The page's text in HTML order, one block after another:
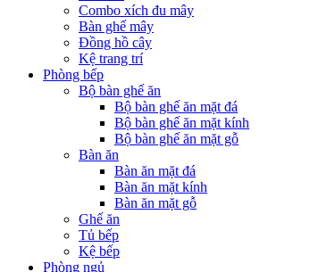
Combo xích đu mây
Bàn ghế mây
Đồng hồ cây
Kệ trang trí
Phòng bếp
Bộ bàn ghế ăn
Bộ bàn ghế ăn mặt đá
Bộ bàn ghế ăn mặt kính
Bộ bàn ghế ăn mặt gỗ
Bàn ăn
Bàn ăn mặt đá
Bàn ăn mặt kính
Bàn ăn mặt gỗ
Ghế ăn
Tủ bếp
Kệ bếp
Phòng ngủ